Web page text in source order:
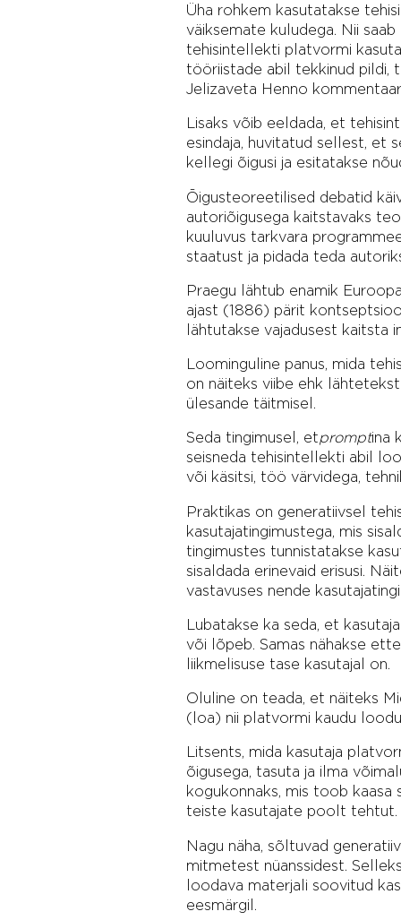
Üha rohkem kasutatakse
väiksemate kuludega. Nii
tehisintellekti platvormi
tööriistade abil tekkinud pildi,
Jelizaveta Henno
Lisaks võib eeldada, et
esindaja, huvitatud sellest, et
kellegi õigusi ja esitatakse
Õigusteoreetilised debatid
autoriõigusega kaitstavaks
kuuluvus tarkvara
staatust ja pidada teda
Praegu lähtub enamik
ajast (1886) pärit
lähtutakse vajadusest kaitsta
Loominguline panus, mida
on näiteks viibe ehk
ülesande täitmisel.
Seda tingimusel, etpromptina
seisneda tehisintellekti abil
või käsitsi, töö värvidega,
Praktikas on generatiivsel
kasutajatingimustega, mis
tingimustes tunnistatakse
sisaldada erinevaid erisusi.
vastavuses nende
Lubatakse ka seda, et
või lõpeb. Samas nähakse
liikmelisuse tase kasutajal on.
Oluline on teada, et näiteks
(loa) nii platvormi kaudu
Litsents, mida kasutaja
õigusega, tasuta ja ilma
kogukonnaks, mis toob
teiste kasutajate poolt tehtut.
Nagu näha, sõltuvad
mitmetest nüanssidest.
loodava materjali soovitud
eesmärgil.